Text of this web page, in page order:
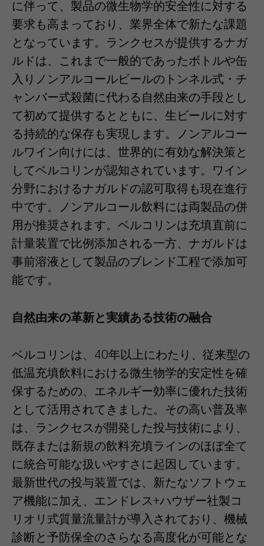
に伴って、製品の微生物学的安全性に対する
要求も高まっており、業界全体で新たな課題
となっています。ランクセスが提供するナガ
ルドは、これまで一般的であったボトルや缶
入りノンアルコールビールのトンネル式・チ
ャンバー式殺菌に代わる自然由来の手段とし
て初めて提供するとともに、生ビールに対す
る持続的な保存も実現します。ノンアルコー
ルワイン向けには、世界的に有効な解決策と
してベルコリンが認知されています。ワイン
分野におけるナガルドの認可取得も現在進行
中です。ノンアルコール飲料には両製品の併
用が推奨されます。ベルコリンは充填直前に
計量装置で比例添加される一方、ナガルドは
事前溶液として製品のブレンド工程で添加可
能です。
自然由来の革新と実績ある技術の融合
ベルコリンは、40年以上にわたり、従来型の
低温充填飲料における微生物学的安定性を確
保するための、エネルギー効率に優れた技術
として活用されてきました。その高い普及率
は、ランクセスが開発した投与技術により、
既存または新規の飲料充填ラインのほぼ全て
に統合可能な扱いやすさに起因しています。
最新世代の投与装置では、新たなソフトウェ
ア機能に加え、エンドレス+ハウザー社製コ
リオリ式質量流量計が導入されており、機械
診断と予防保全のさらなる高度化が可能とな